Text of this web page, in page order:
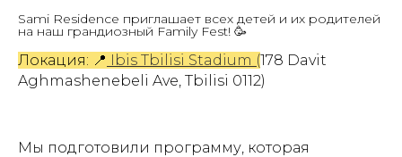
Sami Residence приглашает всех детей и их родителей
на наш грандиозный Family Fest! 🥳
Локация: 📍 Ibis Tbilisi Stadium (178 Davit
Aghmashenebeli Ave, Tbilisi 0112)
Мы подготовили программу, которая